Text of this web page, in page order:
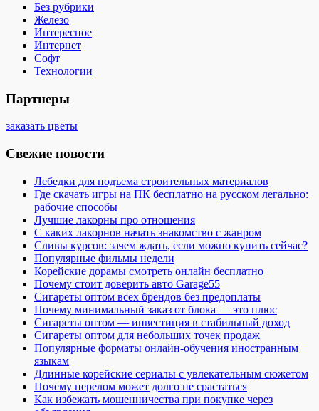
Без рубрики
Железо
Интересное
Интернет
Софт
Технологии
Партнеры
заказать цветы
Свежие новости
Лебедки для подъема строительных материалов
Где скачать игры на ПК бесплатно на русском легально:
рабочие способы
Лучшие лакорны про отношения
С каких лакорнов начать знакомство с жанром
Сливы курсов: зачем ждать, если можно купить сейчас?
Популярные фильмы недели
Корейские дорамы смотреть онлайн бесплатно
Почему стоит доверить авто Garage55
Сигареты оптом всех брендов без предоплаты
Почему минимальный заказ от блока — это плюс
Сигареты оптом — инвестиция в стабильный доход
Сигареты оптом для небольших точек продаж
Популярные форматы онлайн-обучения иностранным
языкам
Длинные корейские сериалы с увлекательным сюжетом
Почему перелом может долго не срастаться
Как избежать мошенничества при покупке через